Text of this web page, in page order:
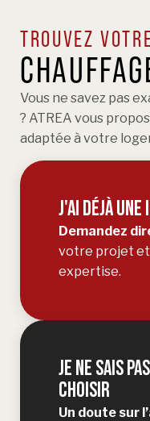
TROUVEZ
Vous ne savez pas
? ATREA vous
adaptée à votre
J'AI DÉJÀ UNE
Demandez
votre projet
expertise.
JE NE SAIS
CHOISIR
Un doute sur